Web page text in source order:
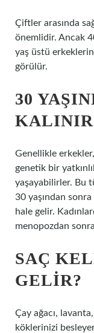
Çiftler arasında
önemlidir. Ancak
yaş üstü
görülür.
30
Genellikle
genetik bir
yaşayabilirler. Bu
30 yaşından
hale gelir.
menopozdan
SAÇ
GELIR?
Çay ağacı,
köklerinizi